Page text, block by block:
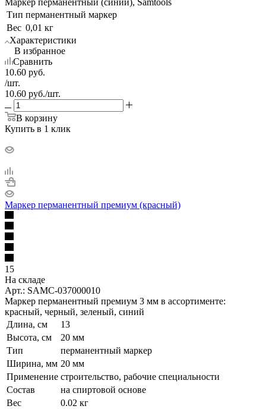
Тип перманентный маркер
Вес 0,01 кг
Характеристики
В избранное
Сравнить
10.60 руб.
/шт.
10.60 руб./шт.
В корзину
Купить в 1 клик
Маркер перманентный премиум (красный)
15
На складе
Арт.: SAMC-037000010
Маркер перманентный премиум 3 мм в ассортименте:
красный, черный, зеленый, синий
Длина, см
13
Высота, см
20 мм
Тип
перманентный маркер
Ширина, мм 20 мм
Применение строительство, рабочие специальности
Состав
на спиртовой основе
Вес
0.02 кг